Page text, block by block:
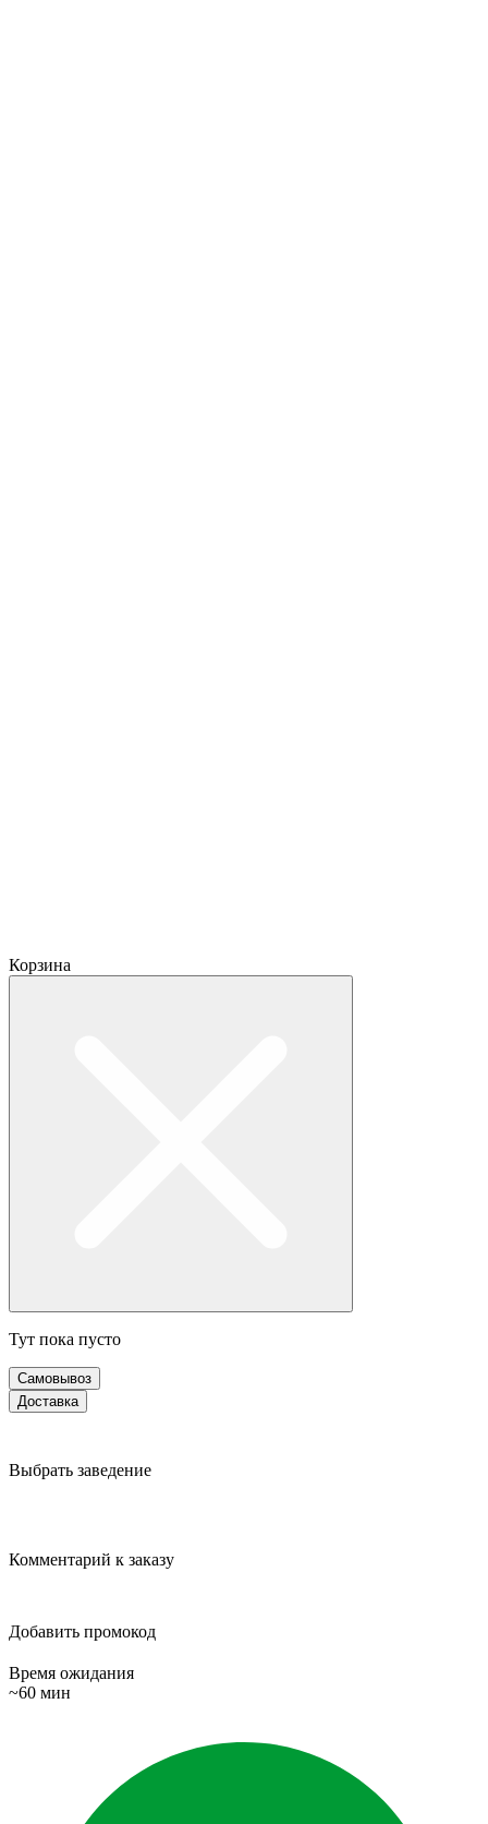
Корзина
Тут пока пусто
Самовывоз
Доставка
Выбрать заведение
Комментарий к заказу
Добавить промокод
Время ожидания
~60 мин